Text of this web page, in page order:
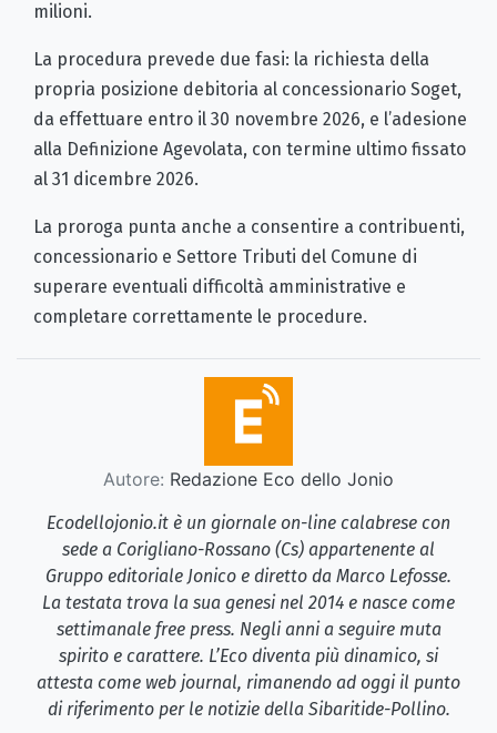
milioni.
La procedura prevede due fasi: la richiesta della
propria posizione debitoria al concessionario Soget,
da effettuare entro il 30 novembre 2026, e l’adesione
alla Definizione Agevolata, con termine ultimo fissato
al 31 dicembre 2026.
La proroga punta anche a consentire a contribuenti,
concessionario e Settore Tributi del Comune di
superare eventuali difficoltà amministrative e
completare correttamente le procedure.
Autore: Redazione Eco dello Jonio
Ecodellojonio.it è un giornale on-line calabrese con
sede a Corigliano-Rossano (Cs) appartenente al
Gruppo editoriale Jonico e diretto da Marco Lefosse.
La testata trova la sua genesi nel 2014 e nasce come
settimanale free press. Negli anni a seguire muta
spirito e carattere. L’Eco diventa più dinamico, si
attesta come web journal, rimanendo ad oggi il punto
di riferimento per le notizie della Sibaritide-Pollino.